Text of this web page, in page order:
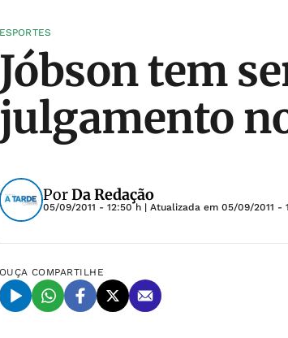
ESPORTES
Jóbson tem
julgamento
PorDa Redação
05/09/2011 - 12:50 h | Atualizada em 05/09/2011 -
OUÇA COMPARTILHE